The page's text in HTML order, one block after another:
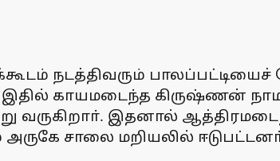
நடத்திவரும் பாலப்பட்டியைச்
காயமடைந்த கிருஷ்ணன்
வருகிறாா். இதனால்
அருகே சாலை மறியலில்